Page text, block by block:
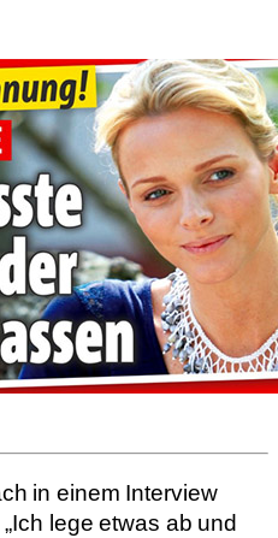
in einem Interview
lege etwas ab und